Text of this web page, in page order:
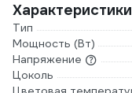
Характеристики
Тип
Мощность (Вт)
Напряжение
Цоколь